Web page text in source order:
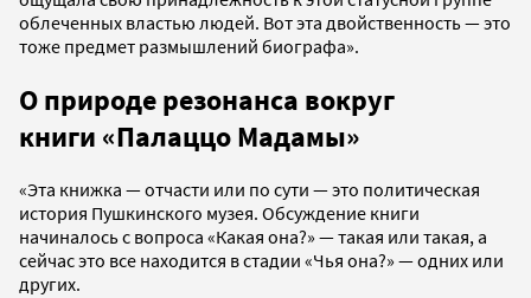
облеченных властью людей. Вот эта двойственность — это
тоже предмет размышлений биографа».
О природе резонанса вокруг
книги «Палаццо Мадамы»
«Эта книжка — отчасти или по сути — это политическая
история Пушкинского музея. Обсуждение книги
начиналось с вопроса «Какая она?» — такая или такая, а
сейчас это все находится в стадии «Чья она?» — одних или
других.